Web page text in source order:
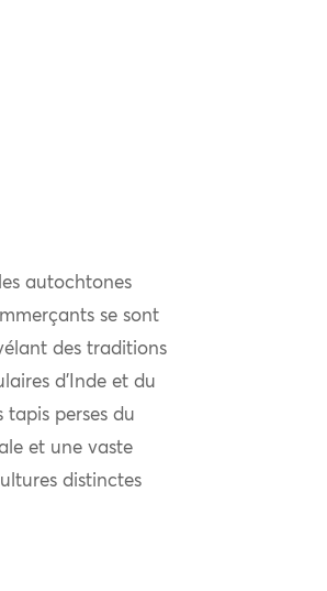
autochtones
se sont
des traditions
d’Inde et du
tapis perses du
et une vaste
distinctes